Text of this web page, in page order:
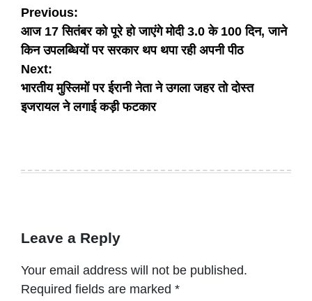
Post
navigation
Previous:
आज 17 सितंबर को पूरे हो जाएंगे मोदी 3.0 के 100 दिन, जाने
किन उपलब्धियों पर सरकार थप थपा रही अपनी पीठ
Next:
भारतीय मुस्लिमों पर ईरानी नेता ने उगला जहर तो दोस्‍त
इजरायल ने लगाई कड़ी फटकार
Leave a Reply
Your email address will not be published.
Required fields are marked *